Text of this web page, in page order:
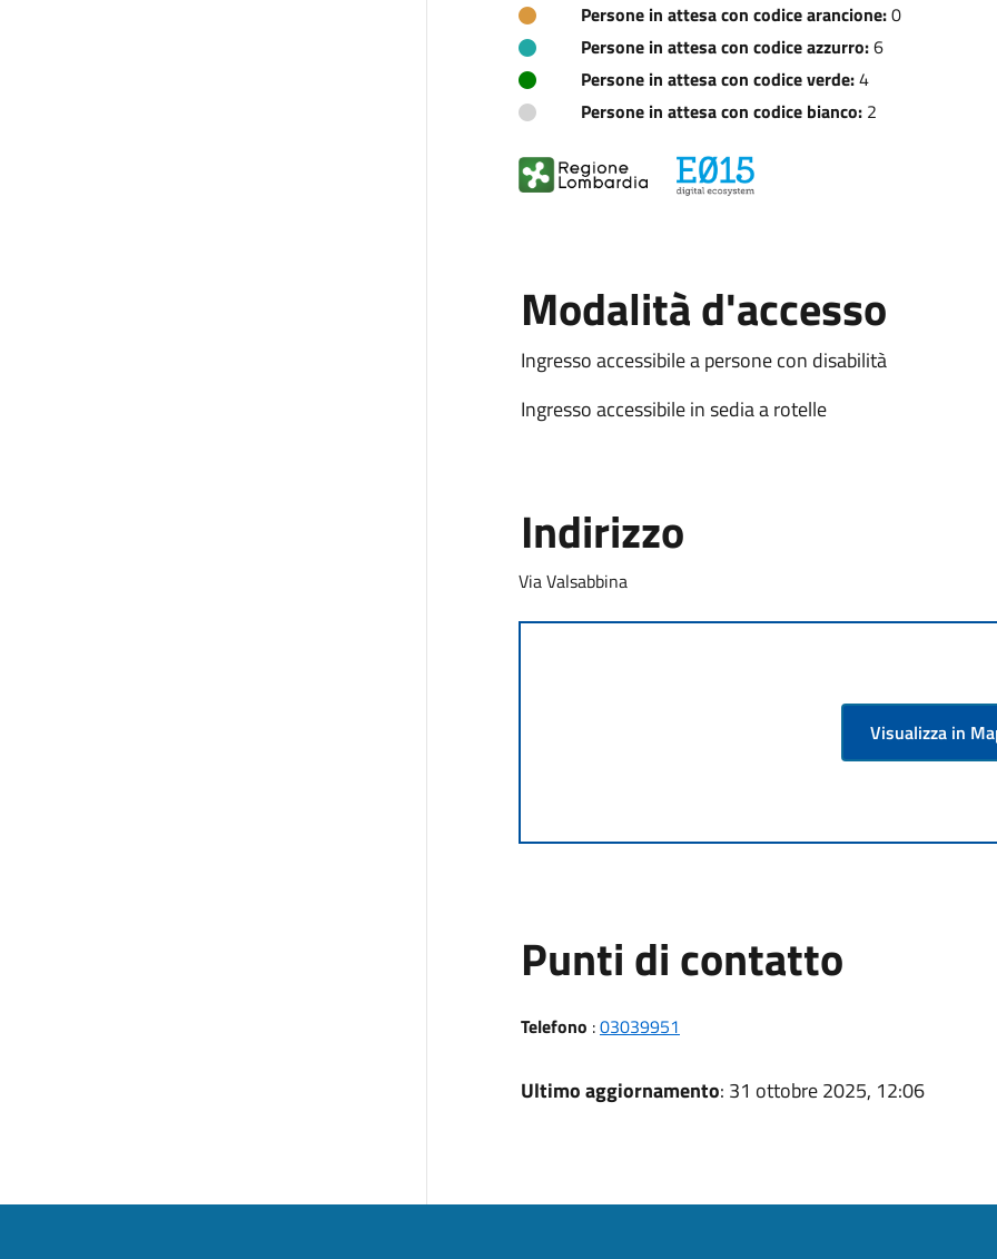
Persone in attesa con codice arancione:0
Persone in attesa con codice azzurro:6
Persone in attesa con codice verde:4
Persone in attesa con codice bianco:2
Modalità d'accesso
Ingresso accessibile a persone con disabilità
Ingresso accessibile in sedia a rotelle
Indirizzo
Via Valsabbina
Visualizza in
Punti di contatto
Telefono :03039951
Ultimo aggiornamento: 31 ottobre 2025, 12:06